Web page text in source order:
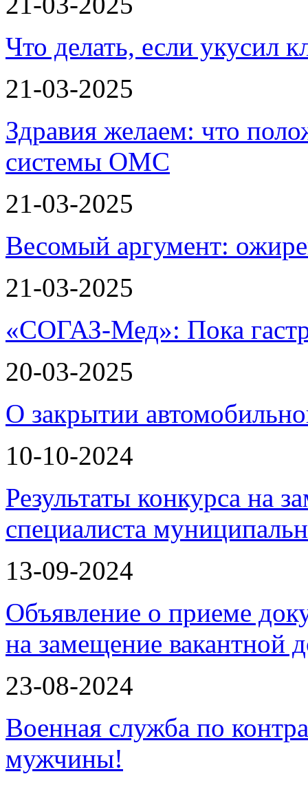
Что делать, если укусил
21-03-2025
Здравия желаем: что
системы ОМС
21-03-2025
Весомый аргумент:
21-03-2025
«СОГАЗ-Мед»: Пока
20-03-2025
О закрытии
10-10-2024
Результаты конкурса на
специалиста
13-09-2024
Объявление о приеме
на замещение вакантной
23-08-2024
Военная служба по
мужчины!